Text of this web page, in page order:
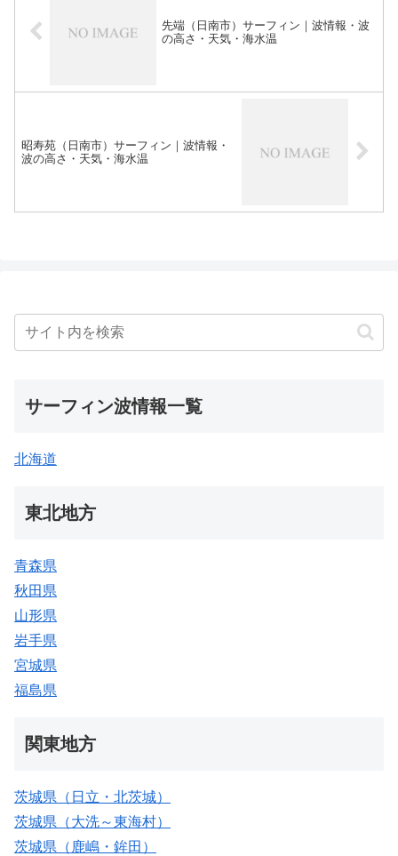
先端（日南市）サーフィン｜波情報・波
の高さ・天気・海水温
昭寿苑（日南市）サーフィン｜波情報・
波の高さ・天気・海水温
サーフィン波情報一覧
北海道
東北地方
青森県
秋田県
山形県
岩手県
宮城県
福島県
関東地方
茨城県（日立・北茨城）
茨城県（大洗～東海村）
茨城県（鹿嶋・鉾田）